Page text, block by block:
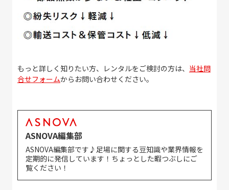
もっと詳しく知りたい方、レンタルをご検討の方は、 当社問
合せフォームからお問い合わせください。
ASNOVA編集部
ASNOVA編集部です♪足場に関する豆知識や業界情報を
定期的に発信しています！ちょっとした暇つぶしにご
覧ください！